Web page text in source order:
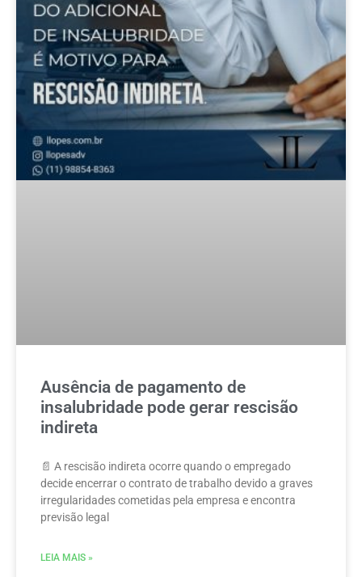
Ausência de pagamento de
insalubridade pode gerar rescisão
indireta
📄 A rescisão indireta ocorre quando o empregado
decide encerrar o contrato de trabalho devido a graves
irregularidades cometidas pela empresa e encontra
previsão legal
LEIA MAIS »